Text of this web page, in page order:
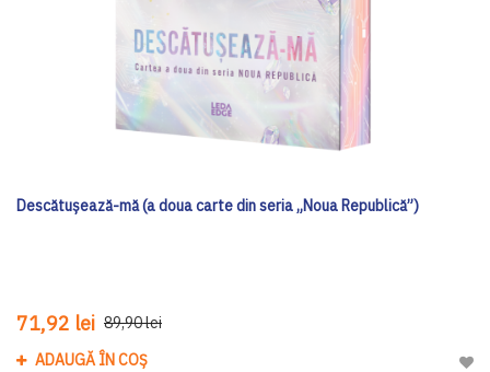
Descătușează-mă (a doua carte din seria „Noua Republică”)
71,92 lei 89,90 lei
ADAUGĂ ÎN COȘ